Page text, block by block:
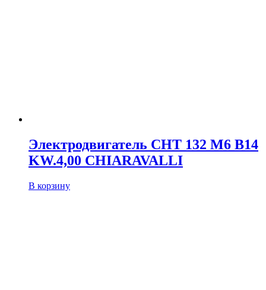
Электродвигатель CHT 132 M6 B14
KW.4,00 CHIARAVALLI
В корзину